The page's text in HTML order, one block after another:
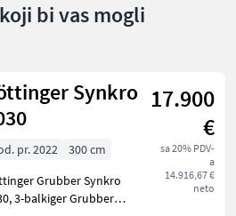
bi vas mogli
Synkro 17.900
€
sa 20% PDV-
a
14.916,67 €
neto
pr. 2022
300 cm
Grubber Synkro
Grubber